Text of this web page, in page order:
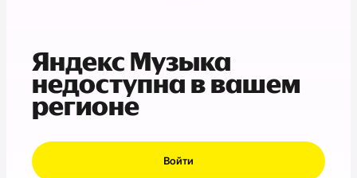
Яндекс Музыка
недоступна в вашем
регионе
Войти